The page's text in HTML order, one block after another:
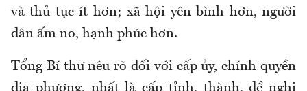
và thủ tục ít hơn; xã hội yên bình hơn, người
dân ấm no, hạnh phúc hơn.
Tổng Bí thư nêu rõ đối với cấp ủy, chính quyền